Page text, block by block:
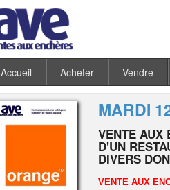
Accueil Acheter Vendre
MARDI
VENTE AUX
D'UN
DIVERS
VENTE AUX